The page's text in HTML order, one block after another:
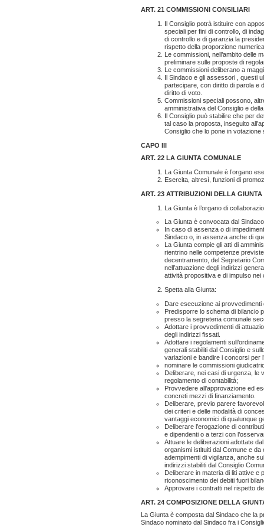
ART. 21 COMMISSIONI CONSILIARI
Il Consiglio potrà istituire con
speciali per fini di controllo, di
di controllo e di garanzia la
rispetto della proporzione
Le commissioni, nell’ambito delle
preliminare sulle proposte di
Le commissioni deliberano a
Il Sindaco e gli assessori , questi
partecipare, con diritto di parola e
diritto di voto.
Commissioni speciali possono,
amministrativa del Consiglio e
Il Consiglio può stabilire che per
tal caso la proposta, inseguito
Consiglio che lo pone in votazione
CAPO III
ART. 22 LA GIUNTA COMUNALE
La Giunta Comunale è l’organo
Esercita, altresì, funzioni di
ART. 23 ATTRIBUZIONI DELLA GIUNTA
La Giunta è l’organo di
La Giunta è convocata dal
In caso di assenza o di
Sindaco o, in assenza anche di
La Giunta compie gli atti di
rientrino nelle competenze
decentramento, del Segretario
nell’attuazione degli indirizzi
attività propositiva e di impulso nei
Spetta alla Giunta:
Dare esecuzione ai provvedimenti
Predisporre lo schema di bilancio
presso la segreteria comunale
Adottare i provvedimenti di
degli indirizzi fissati.
Adottare i regolamenti
generali stabiliti dal Consiglio e
variazioni e bandire i concorsi per
nominare le commissioni
Deliberare, nei casi di urgenza, le
regolamento di contabilità;
Provvedere all’approvazione ed
concreti mezzi di finanziamento.
Deliberare, previo parere
dei criteri e delle modalità di
vantaggi economici di qualunque
Deliberare l’erogazione di
e dipendenti o a terzi con
Attuare le deliberazioni adottate
organismi istituiti dal Comune e
adempimenti di vigilanza, anche
indirizzi stabiliti dal Consiglio
Deliberare in materia di liti attive e
riconoscimento dei debiti fuori
Approvare i contratti nel rispetto
ART. 24 COMPOSIZIONE DELLA
La Giunta è composta dal Sindaco che la
Sindaco nominato dal Sindaco fra i